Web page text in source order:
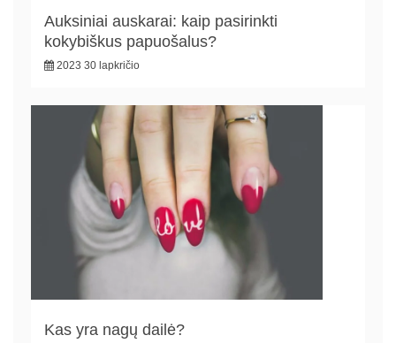
Auksiniai auskarai: kaip pasirinkti
kokybiškus papuošalus?
2023 30 lapkričio
Kas yra nagų dailė?